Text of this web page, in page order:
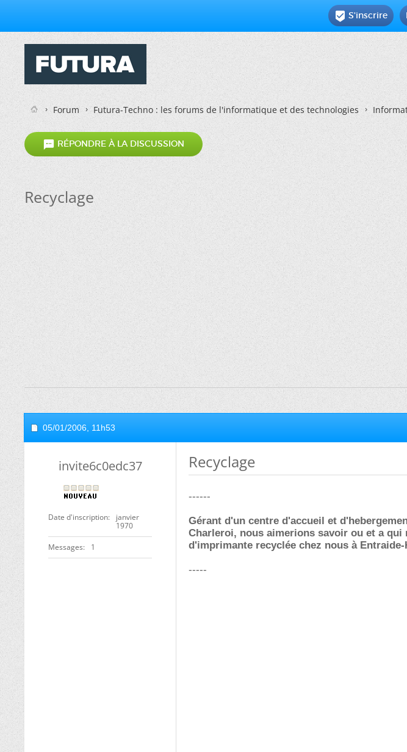
 S'inscrire
Forum Futura-Techno : les forums de l'informatique et des technologies
 RÉPONDRE À LA DISCUSSION
Recyclage
05/01/2006, 11h53
invite6c0edc37
Date d'inscription
janvier
1970
Messages 1
Recyclage
------
Gérant d'un centre d'accueil et
Charleroi, nous aimerions savoir ou et a
d'imprimante recyclée chez nous à
-----